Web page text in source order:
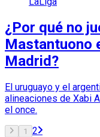
¿Por qué no
Mastantuono
Madrid?
El uruguayo y el
alineaciones de Xabi
el once.
1
2